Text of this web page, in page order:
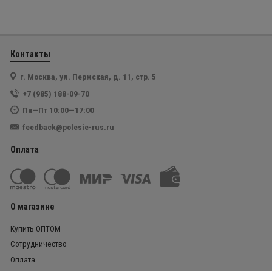
Контакты
г. Москва, ул. Пермская, д. 11, стр. 5
+7 (985) 188-09-70
Пн—Пт 10:00—17:00
feedback@polesie-rus.ru
Оплата
О магазине
Купить ОПТОМ
Сотрудничество
Оплата